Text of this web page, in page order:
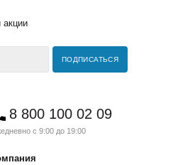
акции
8 800 100 02 09
с 9:00 до 19:00